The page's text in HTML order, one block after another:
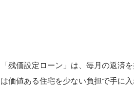
「残価設定ローン」は、毎月の返済
は価値ある住宅を少ない負担で手に